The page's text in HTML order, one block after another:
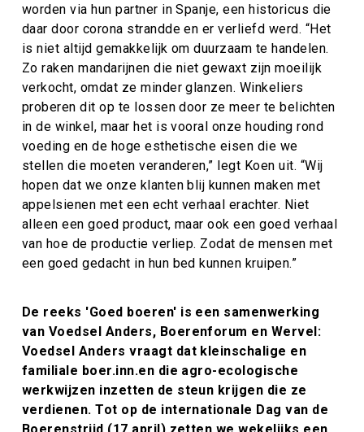
worden via hun partner in Spanje, een historicus die
daar door corona strandde en er verliefd werd. “Het
is niet altijd gemakkelijk om duurzaam te handelen.
Zo raken mandarijnen die niet gewaxt zijn moeilijk
verkocht, omdat ze minder glanzen. Winkeliers
proberen dit op te lossen door ze meer te belichten
in de winkel, maar het is vooral onze houding rond
voeding en de hoge esthetische eisen die we
stellen die moeten veranderen,” legt Koen uit. “Wij
hopen dat we onze klanten blij kunnen maken met
appelsienen met een echt verhaal erachter. Niet
alleen een goed product, maar ook een goed verhaal
van hoe de productie verliep. Zodat de mensen met
een goed gedacht in hun bed kunnen kruipen.”
De reeks 'Goed boeren' is een samenwerking
van Voedsel Anders, Boerenforum en Wervel:
Voedsel Anders vraagt dat kleinschalige en
familiale boer.inn.en die agro-ecologische
werkwijzen inzetten de steun krijgen die ze
verdienen. Tot op de internationale Dag van de
Boerenstrijd (17 april) zetten we wekelijks een